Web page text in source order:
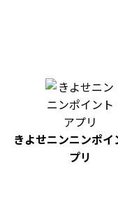
きよせニンニンポイ
プリ